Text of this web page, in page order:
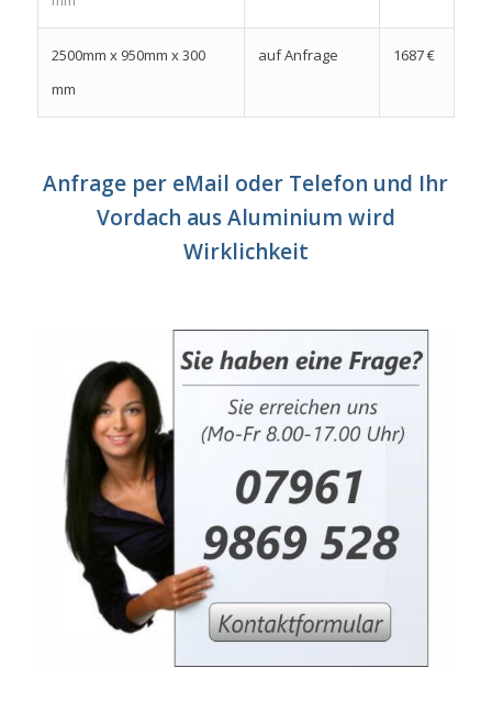
2500mm x 950mm x 300
mm
auf Anfrage 1687 €
Anfrage per eMail oder Telefon und Ihr
Vordach aus Aluminium wird
Wirklichkeit